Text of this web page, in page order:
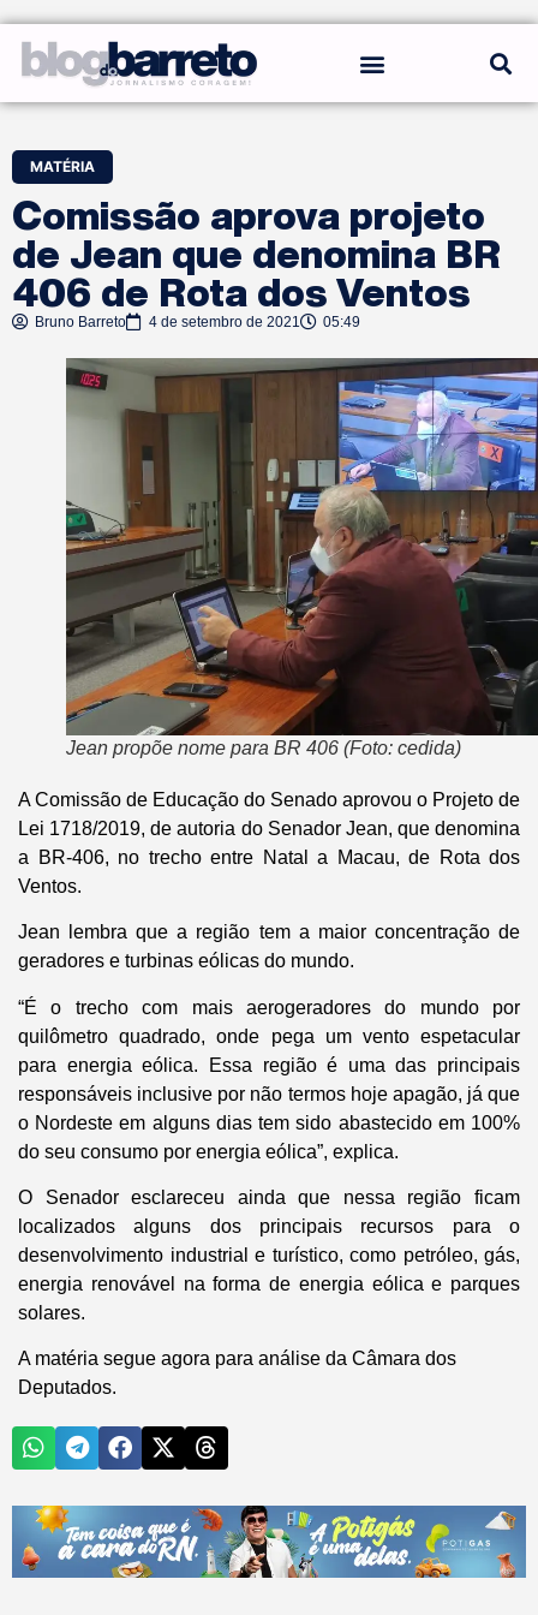
MATÉRIA
Comissão aprova projeto
de Jean que denomina BR
406 de Rota dos Ventos
Bruno Barreto 4 de setembro de 2021 05:49
Jean propõe nome para BR 406 (Foto: cedida)
A Comissão de Educação do Senado aprovou o Projeto de
Lei 1718/2019, de autoria do Senador Jean, que denomina
a BR-406, no trecho entre Natal a Macau, de Rota dos
Ventos.
Jean lembra que a região tem a maior concentração de
geradores e turbinas eólicas do mundo.
“É o trecho com mais aerogeradores do mundo por
quilômetro quadrado, onde pega um vento espetacular
para energia eólica. Essa região é uma das principais
responsáveis inclusive por não termos hoje apagão, já que
o Nordeste em alguns dias tem sido abastecido em 100%
do seu consumo por energia eólica”, explica.
O Senador esclareceu ainda que nessa região ficam
localizados alguns dos principais recursos para o
desenvolvimento industrial e turístico, como petróleo, gás,
energia renovável na forma de energia eólica e parques
solares.
A matéria segue agora para análise da Câmara dos
Deputados.